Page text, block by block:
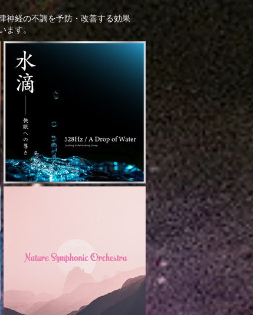
神経の不調を予防・改善する効果
す。